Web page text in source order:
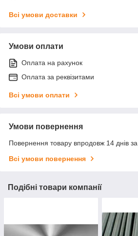
Всі умови доставки
Умови оплати
Оплата на рахунок
Оплата за реквізитами
Всі умови оплати
Умови повернення
Повернення товару впродовж 14 днів
Всі умови повернення
Подібні товари компанії